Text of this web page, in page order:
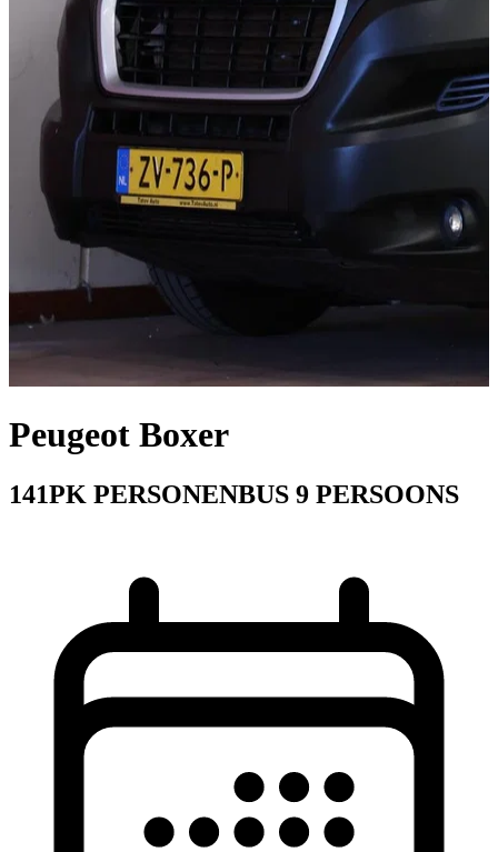
Peugeot Boxer
141PK PERSONENBUS 9 PERSOONS